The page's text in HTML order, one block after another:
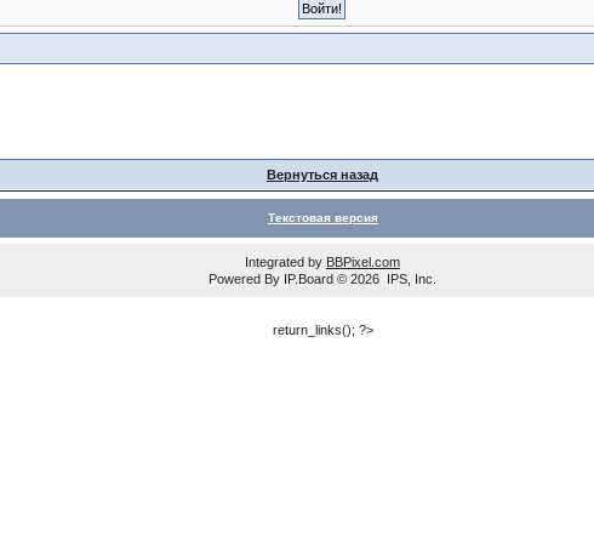
Вернуться назад
Текстовая версия
Integrated by BBPixel.com
Powered By IP.Board© 2026 IPS, Inc
return_links(); ?>